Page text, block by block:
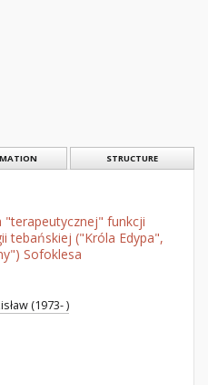
STRUCTURE
funkcji
tebańskiej ("Króla Edypa",
Sofoklesa
(1973- )